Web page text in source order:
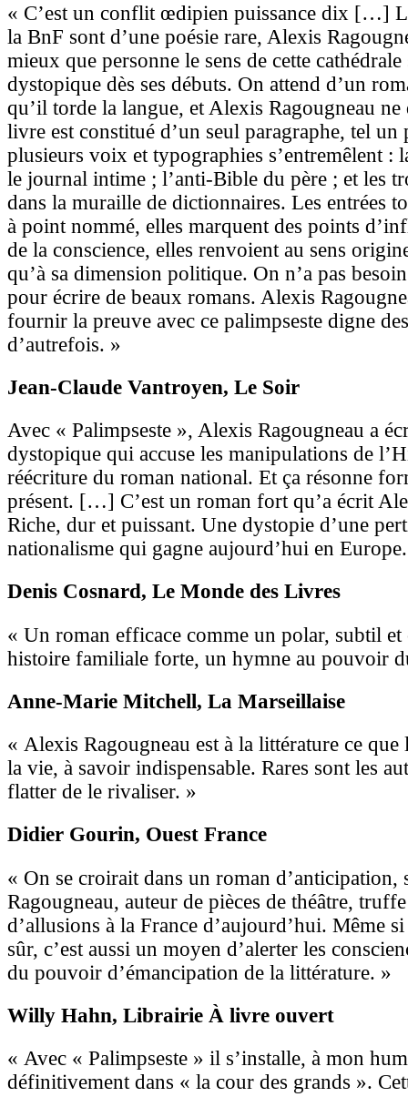
« C’est un conflit œdipien puissance dix […]
la BnF sont d’une poésie rare, Alexis
mieux que personne le sens de cette
dystopique dès ses débuts. On attend d’un
qu’il torde la langue, et Alexis Ragougneau ne
livre est constitué d’un seul paragraphe, tel un
plusieurs voix et typographies s’entremêlent :
le journal intime ; l’anti-Bible du père ; et les
dans la muraille de dictionnaires. Les entrées
à point nommé, elles marquent des points
de la conscience, elles renvoient au sens
qu’à sa dimension politique. On n’a pas
pour écrire de beaux romans. Alexis
fournir la preuve avec ce palimpseste digne
d’autrefois. »
Jean-Claude Vantroyen, Le Soir
Avec « Palimpseste », Alexis Ragougneau a
dystopique qui accuse les manipulations de
réécriture du roman national. Et ça résonne
présent. […] C’est un roman fort qu’a écrit
Riche, dur et puissant. Une dystopie d’une
nationalisme qui gagne aujourd’hui en Europe.
Denis Cosnard, Le Monde des Livres
« Un roman efficace comme un polar, subtil
histoire familiale forte, un hymne au pouvoir
Anne-Marie Mitchell, La Marseillaise
« Alexis Ragougneau est à la littérature ce que
la vie, à savoir indispensable. Rares sont les
flatter de le rivaliser. »
Didier Gourin, Ouest France
« On se croirait dans un roman d’anticipation,
Ragougneau, auteur de pièces de théâtre,
d’allusions à la France d’aujourd’hui. Même
sûr, c’est aussi un moyen d’alerter les
du pouvoir d’émancipation de la littérature. »
Willy Hahn, Librairie À livre ouvert
« Avec « Palimpseste » il s’installe, à mon
définitivement dans « la cour des grands ».